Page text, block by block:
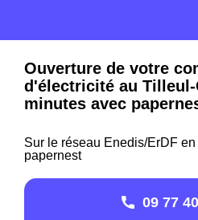
Ouverture de votre
d'électricité au Tilleul-
minutes avec
Sur le réseau Enedis/ErDF
papernest
09 77